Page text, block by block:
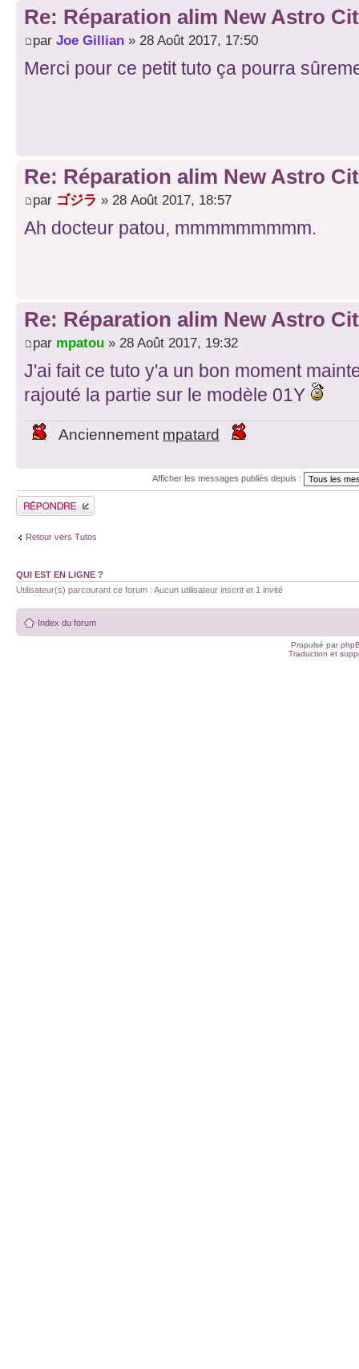
Re: Réparation alim New Astro
par Joe Gillian » 28 Août 2017, 17:50
Merci pour ce petit tuto ça pourra
Re: Réparation alim New Astro
par ゴジラ » 28 Août 2017, 18:57
Ah docteur patou, mmmmmmmmm.
Re: Réparation alim New Astro
par mpatou » 28 Août 2017, 19:32
J'ai fait ce tuto y'a un bon moment
rajouté la partie sur le modèle 01Y
Anciennement mpatard
Afficher les messages publiés depuis :
Publier une réponse
Retour vers Tutos
QUI EST EN LIGNE ?
Utilisateur(s) parcourant ce forum : Aucun utilisateur inscrit et 1 invité
Index du forum
Propulsé par
Traduction et